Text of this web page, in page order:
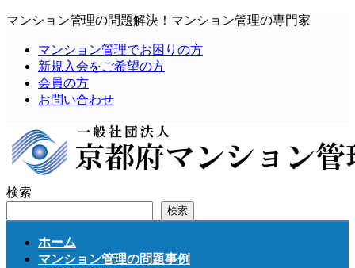
コ
ッ
プ
ナ
移
動
マンション管理の問題解決！マンション管理の専門家
マンション管理でお困りの方
新規入会をご希望の方
会員の方
お問い合わせ
検索
検索
ホーム
マンション管理の問題事例